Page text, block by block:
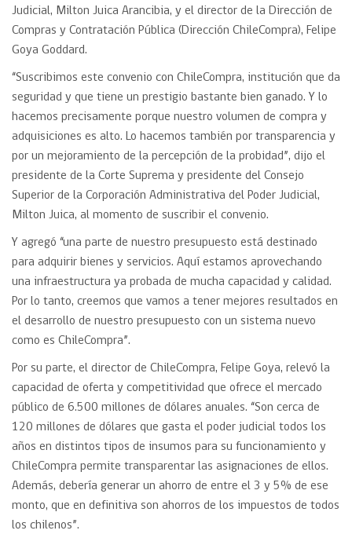
Judicial, Milton Juica Arancibia, y el director de la Dirección de
Compras y Contratación Pública (Dirección ChileCompra), Felipe
Goya Goddard.
“Suscribimos este convenio con ChileCompra, institución que da
seguridad y que tiene un prestigio bastante bien ganado. Y lo
hacemos precisamente porque nuestro volumen de compra y
adquisiciones es alto. Lo hacemos también por transparencia y
por un mejoramiento de la percepción de la probidad”, dijo el
presidente de la Corte Suprema y presidente del Consejo
Superior de la Corporación Administrativa del Poder Judicial,
Milton Juica, al momento de suscribir el convenio.
Y agregó “una parte de nuestro presupuesto está destinado
para adquirir bienes y servicios. Aquí estamos aprovechando
una infraestructura ya probada de mucha capacidad y calidad.
Por lo tanto, creemos que vamos a tener mejores resultados en
el desarrollo de nuestro presupuesto con un sistema nuevo
como es ChileCompra”.
Por su parte, el director de ChileCompra, Felipe Goya, relevó la
capacidad de oferta y competitividad que ofrece el mercado
público de 6.500 millones de dólares anuales. “Son cerca de
120 millones de dólares que gasta el poder judicial todos los
años en distintos tipos de insumos para su funcionamiento y
ChileCompra permite transparentar las asignaciones de ellos.
Además, debería generar un ahorro de entre el 3 y 5% de ese
monto, que en definitiva son ahorros de los impuestos de todos
los chilenos”.